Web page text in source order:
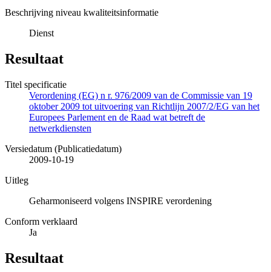
Beschrijving niveau kwaliteitsinformatie
Dienst
Resultaat
Titel specificatie
Verordening (EG) n r. 976/2009 van de Commissie van 19
oktober 2009 tot uitvoering van Richtlijn 2007/2/EG van het
Europees Parlement en de Raad wat betreft de
netwerkdiensten
Versiedatum (Publicatiedatum)
2009-10-19
Uitleg
Geharmoniseerd volgens INSPIRE verordening
Conform verklaard
Ja
Resultaat